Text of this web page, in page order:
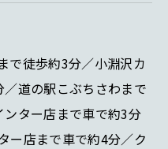
で徒歩約3分／小淵沢カ
道の駅こぶちさわまで
ター店まで車で約3分
ー店まで車で約4分／ク